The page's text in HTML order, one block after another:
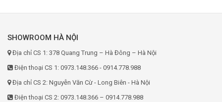
SHOWROOM HÀ NỘI
Địa chỉ CS 1: 378 Quang Trung – Hà Đông – Hà Nội
Điện thoại CS 1: 0973.148.366 - 0914.778.988
Địa chỉ CS 2: Nguyễn Văn Cừ - Long Biên - Hà Nội
Điện thoại CS 2: 0973.148.366 – 0914.778.988